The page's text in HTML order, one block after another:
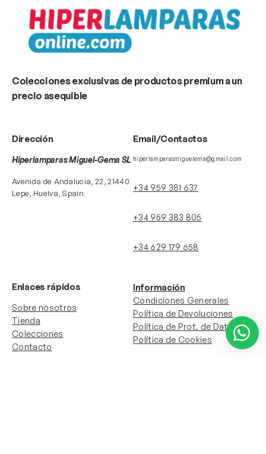
Colecciones exclusivas de productos premium a un
precio asequible
Dirección
Hiperlamparas Miguel-Gema SL
Avenida de Andalucia, 22, 21440
Lepe, Huelva, Spain
Email/Contactos
hiperlamparasmiguelema@gmail.com
+34 959 381 637
+34 959 383 805
+34 629 179 658
Enlaces rápidos
Sobre nosotros
Tienda
Colecciones
Contacto
Información
Condiciones Generales
Política de Devoluciones
Política de Prot. de Datos
Política de Cookies